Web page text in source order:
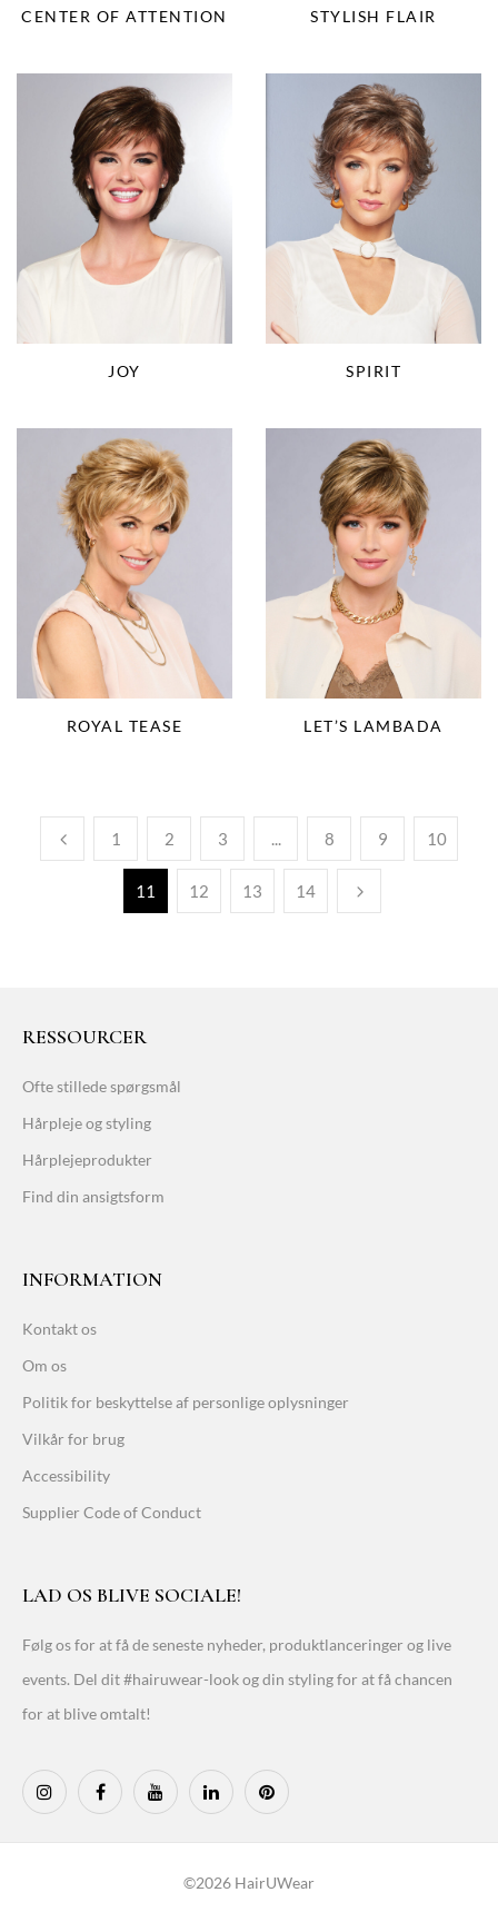
CENTER OF ATTENTION STYLISH FLAIR
JOY SPIRIT
ROYAL TEASE LET’S LAMBADA
1 2 3 8 9 10
11 12 13 14
RESSOURCER
Ofte stillede spørgsmål
Hårpleje og styling
Hårplejeprodukter
Find din ansigtsform
INFORMATION
Kontakt os
Om os
Politik for beskyttelse af personlige oplysninger
Vilkår for brug
Accessibility
Supplier Code of Conduct
LAD OS BLIVE SOCIALE!
Følg os for at få de seneste nyheder, produktlanceringer og live
events. Del dit #hairuwear-look og din styling for at få chancen
for at blive omtalt!
©2026 HairUWear